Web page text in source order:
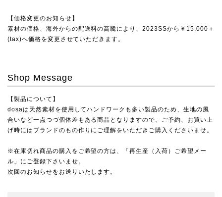
【価格変更のお知らせ】
素材の価格、海外からの配送料の高騰により、2023SSから￥15,000＋
(tax)へ価格を変更させていただきます。
Shop Message
【製品について】
dosaは天然素材を使用してハンドワークも多い製品のため、生地の風
合いなど一点つづ個体差もある商品となりますので、ご予約、お買い上
げ時にはブランドのもの作りにご理解をいただきご購入くださいませ。
※在庫切れ商品の購入をご希望の方は、「再生産（入荷）ご希望メー
ル」にご登録下さいませ。
次回のお知らせをお送りいたします。